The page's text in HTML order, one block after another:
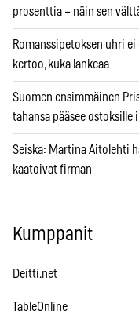
prosenttia – näin sen
Romanssipetoksen uhri
kertoo, kuka lankeaa
Suomen ensimmäinen
tahansa pääsee
Seiska: Martina Aitolehti
kaatoivat firman
Kumppanit
Deitti.net
TableOnline